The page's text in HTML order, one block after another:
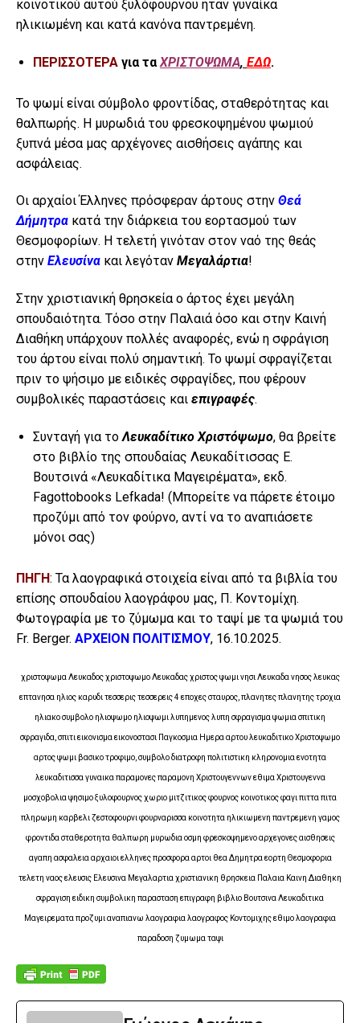
κοινοτικού αυτού ξυλόφουρνου ήταν γυναίκα
ηλικιωμένη και κατά κανόνα παντρεμένη.
ΠΕΡΙΣΣΟΤΕΡΑ για τα ΧΡΙΣΤΟΨΩΜΑ, ΕΔΩ.
Το ψωμί είναι σύμβολο φροντίδας, σταθερότητας και
θαλπωρής. Η μυρωδιά του φρεσκοψημένου ψωμιού
ξυπνά μέσα μας αρχέγονες αισθήσεις αγάπης και
ασφάλειας.
Οι αρχαίοι Έλληνες πρόσφεραν άρτους στην Θεά
Δήμητρα κατά την διάρκεια του εορτασμού των
Θεσμοφορίων. Η τελετή γινόταν στον ναό της θεάς
στην Ελευσίνα και λεγόταν Μεγαλάρτια!
Στην χριστιανική θρησκεία ο άρτος έχει μεγάλη
σπουδαιότητα. Τόσο στην Παλαιά όσο και στην Καινή
Διαθήκη υπάρχουν πολλές αναφορές, ενώ η σφράγιση
του άρτου είναι πολύ σημαντική. Το ψωμί σφραγίζεται
πριν το ψήσιμo με ειδικές σφραγίδες, που φέρουν
συμβολικές παραστάσεις και επιγραφές.
Συνταγή για το Λευκαδίτικο Χριστόψωμο, θα βρείτε
στο βιβλίο της σπουδαίας Λευκαδίτισσας Ε.
Βουτσινά «Λευκαδίτικα Μαγειρέματα», εκδ.
Fagottobooks Lefkada! (Μπορείτε να πάρετε έτοιμο
προζύμι από τον φούρνο, αντί να το αναπιάσετε
μόνοι σας)
ΠΗΓΗ: Τα λαογραφικά στοιχεία είναι από τα βιβλία του
επίσης σπουδαίου λαογράφου μας, Π. Κοντομίχη.
Φωτογραφία με το ζύμωμα και το ταψί με τα ψωμιά του
Fr. Berger. ΑΡΧΕΙΟΝ ΠΟΛΙΤΙΣΜΟΥ, 16.10.2025.
χριστοψωμα Λευκαδος χριστοψωμο Λευκαδας χριστος ψωμι νησι Λευκαδα νησος λευκας
επτανησα ηλιος καρυδι τεσσερις τεσσερεις 4 εποχες σταυρος, πλανητες πλανητης τροχια
ηλιακο συμβολο ηλιοψωμο ηλιοψωμι λυπημενος λυπη σφραγισμα ψωμια σπιτικη
σφραγιδα, σπιτι εικονισμα εικονοστασι Παγκοσμια Ημερα αρτου λευκαδιτικο Χριστοψωμο
αρτος ψωμι βασικο τροφιμο, συμβολο διατροφη πολιτιστικη κληρονομια ενοτητα
λευκαδιτισσα γυναικα παραμονες παραμονη Χριστουγεννων εθιμα Χριστουγεννα
μοσχοβολια ψησιμο ξυλοφουρνος χωριο μιτζιτικος φουρνος κοινοτικος φαγι πιττα πιτα
πληρωμη καρβελι ζεστοφουρνι φουρναρισσα κοινοτητα ηλικιωμενη παντρεμενη γαμος
φροντιδα σταθεροτητα θαλπωρη μυρωδια οσμη φρεσκοψημενο αρχεγονες αισθησεις
αγαπη ασφαλεια αρχαιοι ελληνες προσφορα αρτοι θεα Δημητρα εορτη Θεσμοφορια
τελετη ναος ελευσις Ελευσινα Μεγαλαρτια χριστιανικη θρησκεια Παλαια Καινη Διαθηκη
σφραγιση ειδικη συμβολικη παρασταση επιγραφη βιβλιο Βουτσινα Λευκαδιτικα
Μαγειρεματα προζυμι αναπιανω λαογραφια λαογραφος Κοντομιχης εθιμο λαογραφια
παραδοση ζυμωμα ταψι